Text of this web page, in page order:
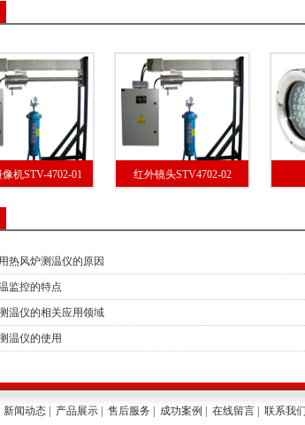
机STV-4702-01 红外镜头STV4702-02
热风炉测温仪的原因
监控的特点
温仪的相关应用领域
温仪的使用
新闻动态| 产品展示| 售后服务 成功案例 在线留言| 联系我们